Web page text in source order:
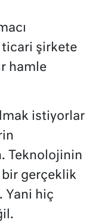
şirkete
hamle
istiyorlar
Teknolojinin
gerçeklik
Yani hiç